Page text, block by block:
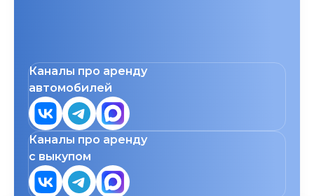
Каналы про аренду
автомобилей
Каналы про аренду
с выкупом